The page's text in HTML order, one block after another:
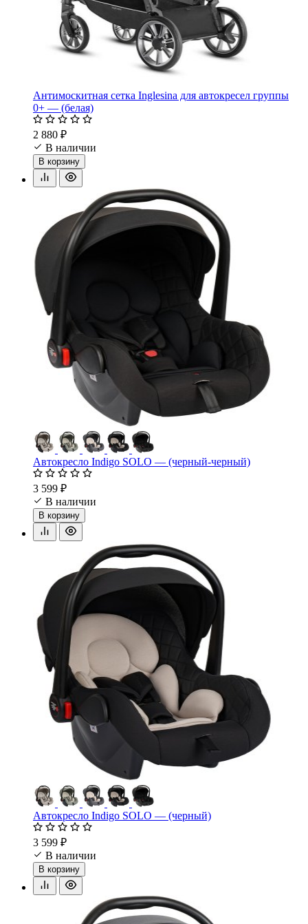
Антимоскитная сетка Inglesina для автокресел группы
0+ — (белая)
2 880 ₽
В наличии
В корзину
Автокресло Indigo SOLO — (черный-черный)
3 599 ₽
В наличии
В корзину
Автокресло Indigo SOLO — (черный)
3 599 ₽
В наличии
В корзину